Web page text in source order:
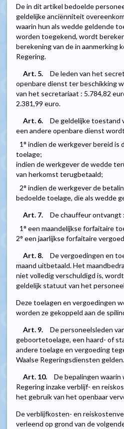
De in dit artikel bedoelde
geldelijke anciënniteit
waarin hun als wedde geldende
worden toegekend, wordt
berekening van de in aanmerking
Regering.
Art. 5.
De leden van het
openbare dienst ter beschikking
van het secretariaat : 5.784,82
2.381,99 euro.
Art. 6.
De geldelijke toestand
een andere openbare dienst
1° indien de werkgever bereid
toelage;
indien de werkgever de wedde
van herkomst terugbetaald;
2° indien de werkgever de
bedoelde toelage, die als wedde
Art. 7.
De chauffeur ontvangt :
1° een maandelijkse forfaitaire
2° een jaarlijkse forfaitaire
Art. 8.
De vergoedingen en
maand uitbetaald. Het
niet volledig verschuldigd is,
geldelijk statuut van het
Deze toelagen en vergoedingen
worden ze gekoppeld aan de
Art. 9.
De personeelsleden
geboortetoelage, een haard- of
andere toelage en vergoeding
Waalse Regeringsdiensten gelden.
Art. 10.
De bepalingen
Regering inzake verblijf- en
het gebruik van het openbaar
De verblijfkosten- en
verleend op grond van de